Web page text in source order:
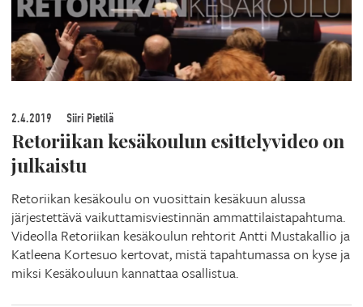
2.4.2019 Siiri Pietilä
Retoriikan kesäkoulun esittelyvideo on
julkaistu
Retoriikan kesäkoulu on vuosittain kesäkuun alussa
järjestettävä vaikuttamisviestinnän ammattilaistapahtuma.
Videolla Retoriikan kesäkoulun rehtorit Antti Mustakallio ja
Katleena Kortesuo kertovat, mistä tapahtumassa on kyse ja
miksi Kesäkouluun kannattaa osallistua.